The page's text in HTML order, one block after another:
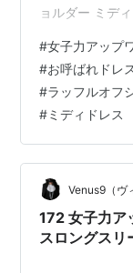
ョルダー ミデ
レス 」 シース
レガントにフェ
バックに入って
シースルー刺
す。
#女子力アップ
#お呼ばれドレ
#ラッフルオフ
#ミディドレス
Venus9（ヴ
172 女子力ア
スロングスリ